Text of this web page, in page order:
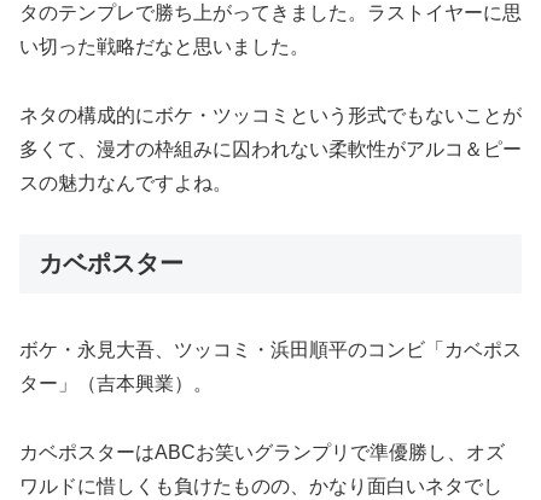
タのテンプレで勝ち上がってきました。ラストイヤーに思
い切った戦略だなと思いました。
ネタの構成的にボケ・ツッコミという形式でもないことが
多くて、漫才の枠組みに囚われない柔軟性がアルコ＆ピー
スの魅力なんですよね。
カベポスター
ボケ・永見大吾、ツッコミ・浜田順平のコンビ「カベポス
ター」（吉本興業）。
カベポスターはABCお笑いグランプリで準優勝し、オズ
ワルドに惜しくも負けたものの、かなり面白いネタでし